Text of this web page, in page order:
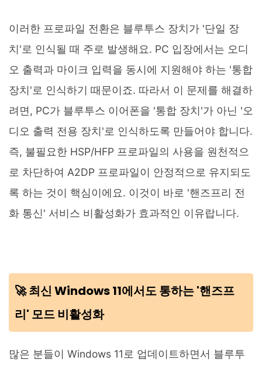
이러한 프로파일 전환은 블루투스 장치가 '단일 장
치'로 인식될 때 주로 발생해요. PC 입장에서는 오디
오 출력과 마이크 입력을 동시에 지원해야 하는 '통합
장치'로 인식하기 때문이죠. 따라서 이 문제를 해결하
려면, PC가 블루투스 이어폰을 '통합 장치'가 아닌 '오
디오 출력 전용 장치'로 인식하도록 만들어야 합니다.
즉, 불필요한 HSP/HFP 프로파일의 사용을 원천적으
로 차단하여 A2DP 프로파일이 안정적으로 유지되도
록 하는 것이 핵심이에요. 이것이 바로 '핸즈프리 전
화 통신' 서비스 비활성화가 효과적인 이유랍니다.
🚀 최신 Windows 11에서도 통하는 '핸즈프
리' 모드 비활성화
많은 분들이 Windows 11로 업데이트하면서 블루투